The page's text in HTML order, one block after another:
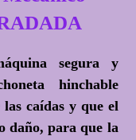
segura y
hinchable
caídas y que el
daño, para que la